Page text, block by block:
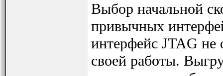
Выбор начальной
привычных
интерфейс JTAG не
своей работы.